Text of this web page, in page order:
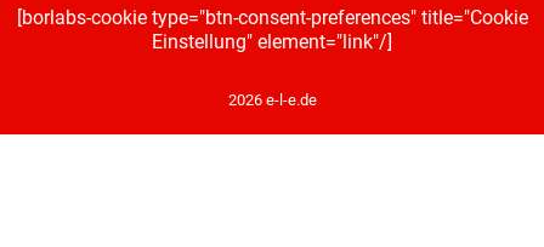
[borlabs-cookie type="btn-consent-preferences" title="Cookie
Einstellung" element="link"/]
2026 e-l-e.de